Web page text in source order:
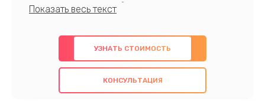
профессионалов с обширными знаниями и
предлагаем быстрый и качественный ремонт с
использованием оригинальных компонентов, а
также гарантируем качество всех
проведенных работ. Наша цель - предоставить
УЗНАТЬ СТОИМОСТЬ
КОНСУЛЬТАЦИЯ